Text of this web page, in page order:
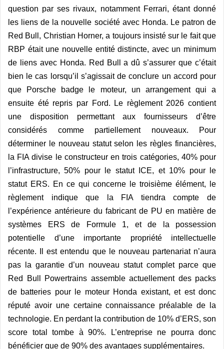
question par ses rivaux, notamment Ferrari, étant donné
les liens de la nouvelle société avec Honda. Le patron de
Red Bull, Christian Horner, a toujours insisté sur le fait que
RBP était une nouvelle entité distincte, avec un minimum
de liens avec Honda. Red Bull a dû s’assurer que c’était
bien le cas lorsqu’il s’agissait de conclure un accord pour
que Porsche badge le moteur, un arrangement qui a
ensuite été repris par Ford. Le règlement 2026 contient
une disposition permettant aux fournisseurs d’être
considérés comme partiellement nouveaux. Pour
déterminer le nouveau statut selon les règles financières,
la FIA divise le constructeur en trois catégories, 40% pour
l’infrastructure, 50% pour le statut ICE, et 10% pour le
statut ERS. En ce qui concerne le troisième élément, le
règlement indique que la FIA tiendra compte de
l’expérience antérieure du fabricant de PU en matière de
systèmes ERS de Formule 1, et de la possession
potentielle d’une importante propriété intellectuelle
récente. Il est entendu que le nouveau partenariat n’aura
pas la garantie d’un nouveau statut complet parce que
Red Bull Powertrains assemble actuellement des packs
de batteries pour le moteur Honda existant, et est donc
réputé avoir une certaine connaissance préalable de la
technologie. En perdant la contribution de 10% d’ERS, son
score total tombe à 90%. L’entreprise ne pourra donc
bénéficier que de 90% des avantages supplémentaires.